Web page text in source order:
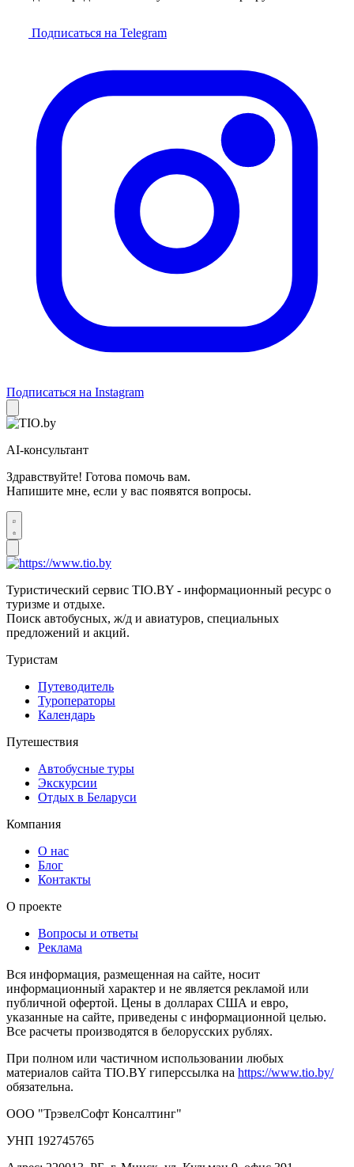
Подписаться на Telegram
Подписаться на Instagram
AI-консультант
Здравствуйте! Готова помочь вам.
Напишите мне, если у вас появятся вопросы.
Туристический сервис TIO.BY - информационный ресурс о
туризме и отдыхе.
Поиск автобусных, ж/д и авиатуров, специальных
предложений и акций.
Туристам
Путеводитель
Туроператоры
Календарь
Путешествия
Автобусные туры
Экскурсии
Отдых в Беларуси
Компания
О нас
Блог
Контакты
О проекте
Вопросы и ответы
Реклама
Вся информация, размещенная на сайте, носит
информационный характер и не является рекламой или
публичной офертой. Цены в долларах США и евро,
указанные на сайте, приведены с информационной целью.
Все расчеты производятся в белорусских рублях.
При полном или частичном использовании любых
материалов сайта TIO.BY гиперссылка на https://www.tio.by/
обязательна.
ООО "ТрэвелСофт Консалтинг"
УНП 192745765